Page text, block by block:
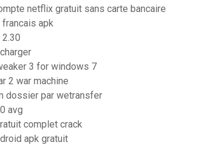
netflix gratuit sans carte bancaire
apk
3 for windows 7
2 war machine
dossier par wetransfer
avg
complet crack
apk gratuit